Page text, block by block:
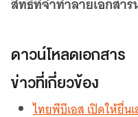
ดาวน์โหลดเอกสาร
ข่าวที่เกี่ยวข้อง
ไทยพีบีเอส เปิดให้ยื่น